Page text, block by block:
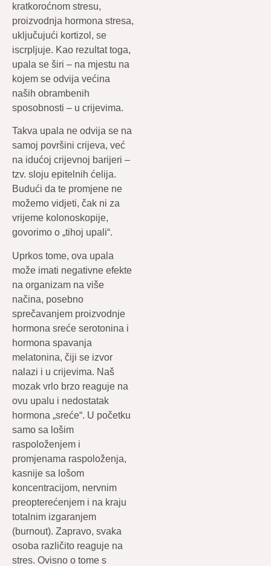
kratkoroćnom stresu,
proizvodnja hormona stresa,
uključujući kortizol, se
iscrpljuje. Kao rezultat toga,
upala se širi – na mjestu na
kojem se odvija većina
naših obrambenih
sposobnosti – u crijevima.
Takva upala ne odvija se na
samoj površini crijeva, već
na idućoj crijevnoj barijeri –
tzv. sloju epitelnih ćelija.
Budući da te promjene ne
možemo vidjeti, čak ni za
vrijeme kolonoskopije,
govorimo o „tihoj upali“.
Uprkos tome, ova upala
može imati negativne efekte
na organizam na više
načina, posebno
sprečavanjem proizvodnje
hormona sreće serotonina i
hormona spavanja
melatonina, čiji se izvor
nalazi i u crijevima. Naš
mozak vrlo brzo reaguje na
ovu upalu i nedostatak
hormona „sreće“. U početku
samo sa lošim
raspoloženjem i
promjenama raspoloženja,
kasnije sa lošom
koncentracijom, nervnim
preopterećenjem i na kraju
totalnim izgaranjem
(burnout). Zapravo, svaka
osoba različito reaguje na
stres. Ovisno o tome s